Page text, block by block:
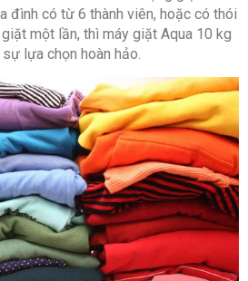
đình có từ 6 thành viên, hoặc có thói
một lần, thì máy giặt Aqua 10 kg
lựa chọn hoàn hảo.